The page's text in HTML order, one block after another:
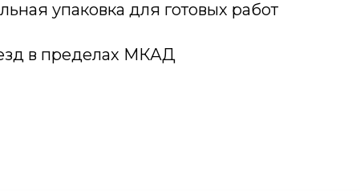
упаковка для готовых работ
в пределах МКАД